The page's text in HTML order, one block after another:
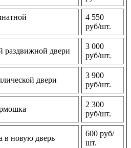
4 550
руб/шт.
раздвижной двери
3 000
руб/шт.
двери
3 900
руб/шт.
2 300
руб/шт.
в новую дверь
600 руб/
шт.